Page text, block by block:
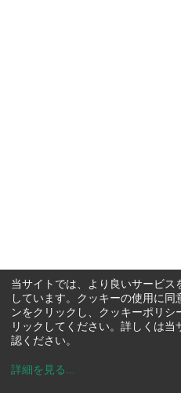
当サイトでは、より良いサービス
しています。クッキーの使用に
ンをクリックし、クッキーポリ
リックしてください。詳しくは当
認ください。
詳細を見る ...